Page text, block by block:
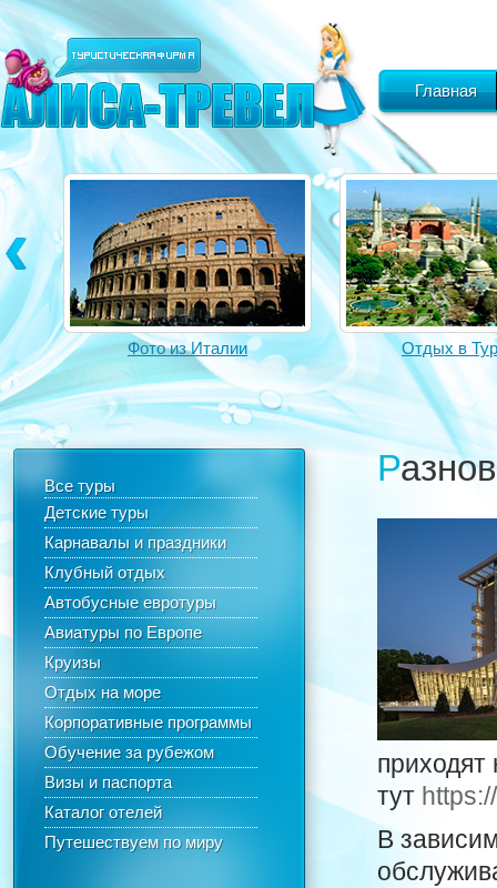
Главная
Фото из Италии Отдых в
Все туры
Детские туры
Карнавалы и праздники
Клубный отдых
Автобусные евротуры
Авиатуры по Европе
Круизы
Отдых на море
Корпоративные программы
Обучение за рубежом
Визы и паспорта
Каталог отелей
Путешествуем по миру
тут
В